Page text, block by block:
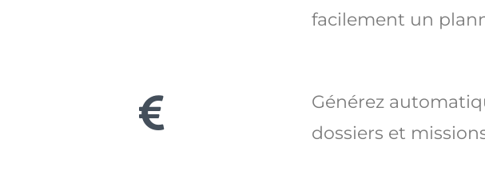
facilement un
Générez
dossiers et